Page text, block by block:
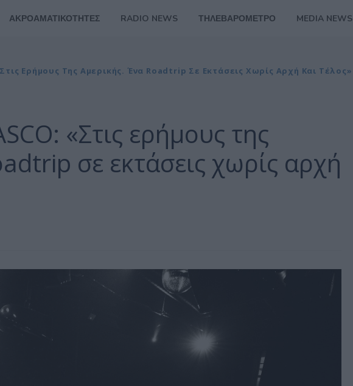
ΑΚΡΟΑΜΑΤΙΚΟΤΗΤΕΣ RADIO NEWS ΤΗΛΕΒΑΡΟΜΕΤΡΟ MEDIA NEWS
Ερήμους Της Αμερικής. Ένα Roadtrip Σε Εκτάσεις Χωρίς Αρχή Και Τέλος»
«Στις ερήμους της
σε εκτάσεις χωρίς αρχή